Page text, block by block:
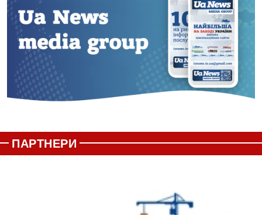
ПАРТНЕРИ